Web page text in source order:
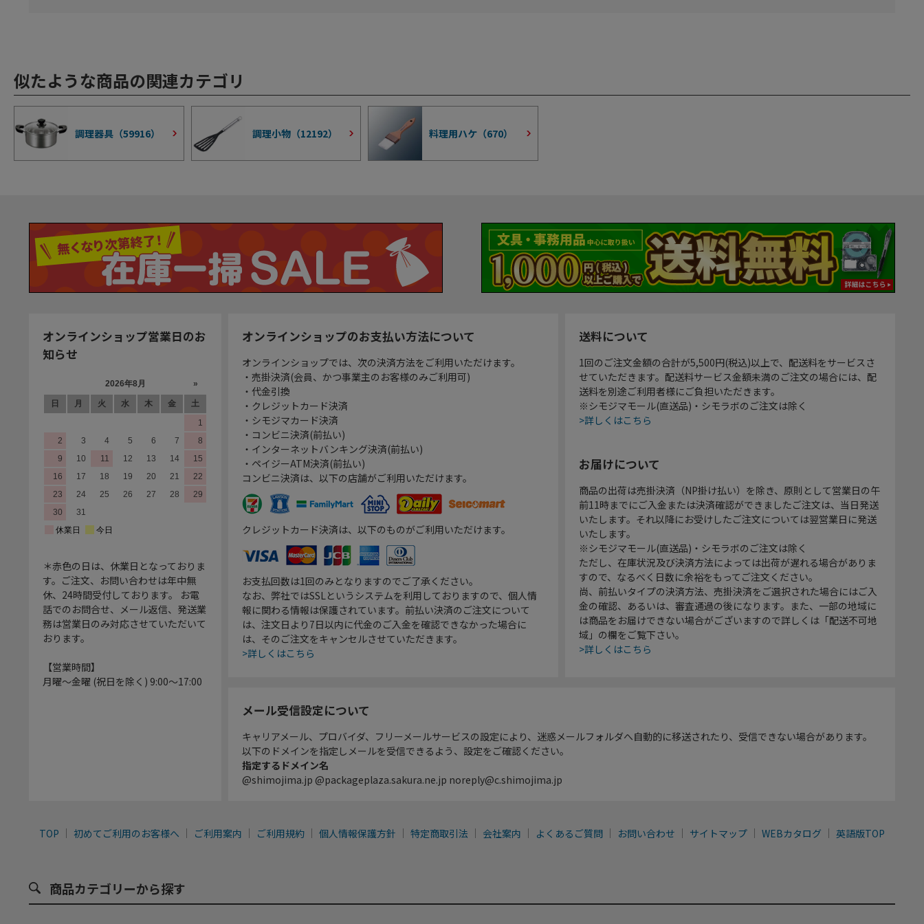
似たような商品の関連カテゴリ
調理器具（59916） 調理小物（12192） 料理用ハケ（670）
オンラインショップ営業日のお
知らせ
＊赤色の日は、休業日となっておりま
す。ご注文、お問い合わせは年中無
休、24時間受付しております。 お電
話でのお問合せ、メール返信、発送業
務は営業日のみ対応させていただいて
おります。
【営業時間】
月曜～金曜 (祝日を除く) 9:00～17:00
オンラインショップのお支払い方法について
オンラインショップでは、次の決済方法をご利用いただけます。
・売掛決済(会員、かつ事業主のお客様のみご利用可)
・代金引換
・クレジットカード決済
・シモジマカード決済
・コンビニ決済(前払い)
・インターネットバンキング決済(前払い)
・ペイジーATM決済(前払い)
コンビニ決済は、以下の店舗がご利用いただけます。
クレジットカード決済は、以下のものがご利用いただけます。
お支払回数は1回のみとなりますのでご了承ください。
なお、弊社ではSSLというシステムを利用しておりますので、個人情
報に関わる情報は保護されています。前払い決済のご注文について
は、注文日より7日以内に代金のご入金を確認できなかった場合に
は、そのご注文をキャンセルさせていただきます。
>詳しくはこちら
送料について
1回のご注文金額の合計が5,500円(税込)以上で、配送料をサービスさ
せていただきます。配送料サービス金額未満のご注文の場合には、配
送料を別途ご利用者様にご負担いただきます。
※シモジマモール(直送品)・シモラボのご注文は除く
>詳しくはこちら
お届けについて
商品の出荷は売掛決済（NP掛け払い）を除き、原則として営業日の午
前11時までにご入金または決済確認ができましたご注文は、当日発送
いたします。それ以降にお受けしたご注文については翌営業日に発送
いたします。
※シモジマモール(直送品)・シモラボのご注文は除く
ただし、在庫状況及び決済方法によっては出荷が遅れる場合がありま
すので、なるべく日数に余裕をもってご注文ください。
尚、前払いタイプの決済方法、売掛決済をご選択された場合にはご入
金の確認、あるいは、審査通過の後になります。また、一部の地域に
は商品をお届けできない場合がございますので詳しくは「配送不可地
域」の欄をご覧下さい。
>詳しくはこちら
メール受信設定について
キャリアメール、プロバイダ、フリーメールサービスの設定により、迷惑メールフォルダへ自動的に移送されたり、受信できない場合があります。
以下のドメインを指定しメールを受信できるよう、設定をご確認ください。
指定するドメイン名
@shimojima.jp @packageplaza.sakura.ne.jp noreply@c.shimojima.jp
TOP 初めてご利用のお客様へ ご利用案内 ご利用規約 個人情報保護方針 特定商取引法 会社案内 よくあるご質問 お問い合わせ サイトマップ WEBカタログ 英語版TOP
商品カテゴリーから探す